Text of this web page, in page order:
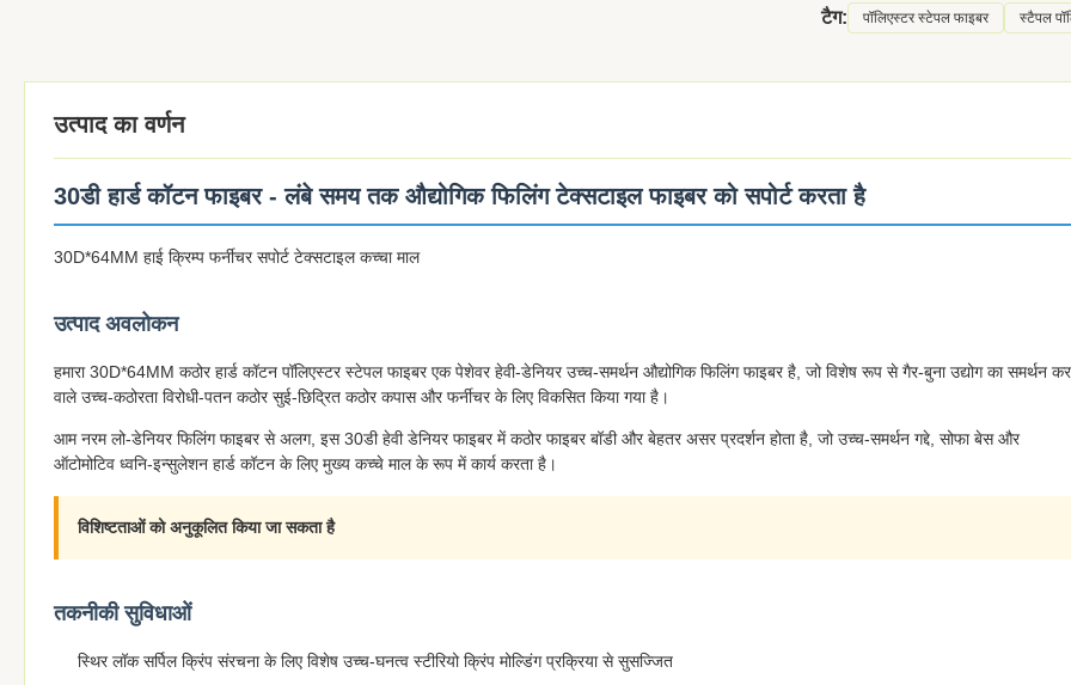
टैग: पॉलिएस्टर स्टेपल फाइबर स्टैपल
उत्पाद का वर्णन
30डी हार्ड कॉटन फाइबर - लंबे समय तक औद्योगिक फिलिंग टेक्सटाइल फाइबर को सपोर्ट करता है
30D*64MM हाई क्रिम्प फर्नीचर सपोर्ट टेक्सटाइल कच्चा माल
उत्पाद अवलोकन
हमारा 30D*64MM कठोर हार्ड कॉटन पॉलिएस्टर स्टेपल फाइबर एक पेशेवर हेवी-डेनियर उच्च-समर्थन औद्योगिक फिलिंग फाइबर है, जो विशेष रूप से गैर-बुना उद्योग का समर्थन
वाले उच्च-कठोरता विरोधी-पतन कठोर सुई-छिद्रित कठोर कपास और फर्नीचर के लिए विकसित किया गया है।
आम नरम लो-डेनियर फिलिंग फाइबर से अलग, इस 30डी हेवी डेनियर फाइबर में कठोर फाइबर बॉडी और बेहतर असर प्रदर्शन होता है, जो उच्च-समर्थन गद्दे, सोफा बेस और
ऑटोमोटिव ध्वनि-इन्सुलेशन हार्ड कॉटन के लिए मुख्य कच्चे माल के रूप में कार्य करता है।
विशिष्टताओं को अनुकूलित किया जा सकता है
तकनीकी सुविधाओं
स्थिर लॉक सर्पिल क्रिंप संरचना के लिए विशेष उच्च-घनत्व स्टीरियो क्रिंप मोल्डिंग प्रक्रिया से सुसज्जित